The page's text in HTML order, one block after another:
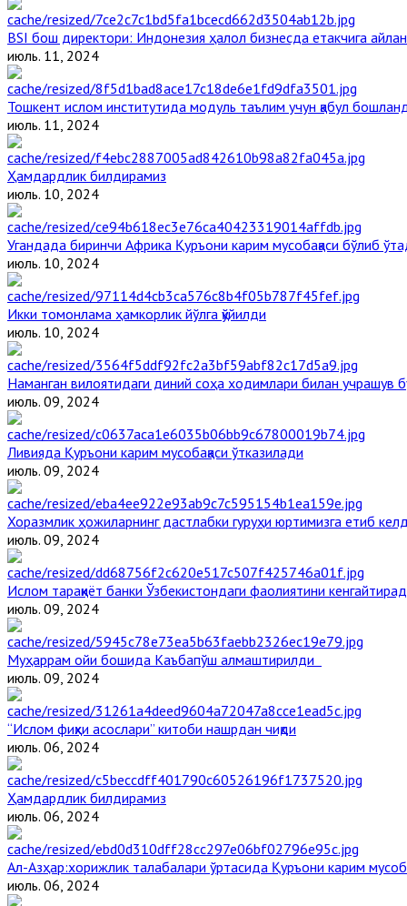
BSI бош директори: Индонезия ҳалол бизнесда етакчига
июль. 11, 2024
Тошкент ислом институтида модуль таълим учун қабул
июль. 11, 2024
Ҳамдардлик билдирамиз
июль. 10, 2024
Угандада биринчи Aфрика Қуръони карим мусобақаси бўлиб
июль. 10, 2024
Икки томонлама ҳамкорлик йўлга қўйилди
июль. 10, 2024
Наманган вилоятидаги диний соҳа ходимлари билан учрашув
июль. 09, 2024
Ливияда Қуръони карим мусобақаси ўтказилади
июль. 09, 2024
Хоразмлик ҳожиларнинг дастлабки гуруҳи юртимизга етиб
июль. 09, 2024
Ислом тараққиёт банки Ўзбекистондаги фаолиятини
июль. 09, 2024
Муҳаррам ойи бошида Каъбапўш алмаштирилди
июль. 09, 2024
“Ислом фиқҳи асослари” китоби нашрдан чиқди
июль. 06, 2024
Ҳамдардлик билдирамиз
июль. 06, 2024
Aл-Aзҳар:хорижлик талабалари ўртасида Қуръони карим
июль. 06, 2024